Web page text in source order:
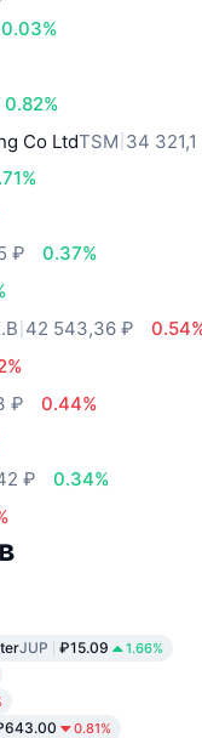
0.03%
0.82%
Co LtdTSM 34
₽
0.37%
42 543,36 ₽
₽
0.44%
₽
0.34%
JUP ₽15.09 1.66%
0.81%